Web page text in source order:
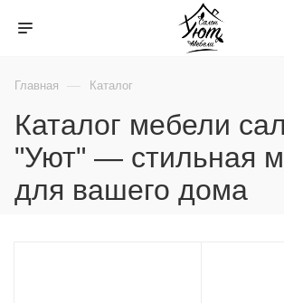
Главная — Каталог
Каталог мебели
"Уют" — стильная
для вашего дома